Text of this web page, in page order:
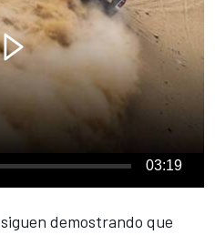
03:19
siguen demostrando que